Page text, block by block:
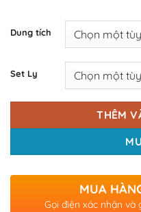
Dung tích
Set Ly
THÊM
MUA
Gọi điện xác nhận và